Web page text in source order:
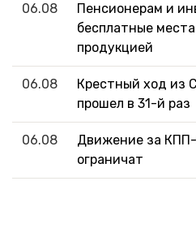
06.08
Пенсионерам и
бесплатные
продукцией
06.08
Крестный ход из
прошел в 31-й раз
06.08
Движение за КПП-
ограничат